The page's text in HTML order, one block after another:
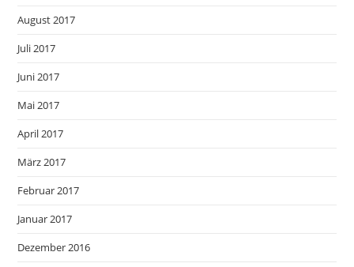
August 2017
Juli 2017
Juni 2017
Mai 2017
April 2017
März 2017
Februar 2017
Januar 2017
Dezember 2016